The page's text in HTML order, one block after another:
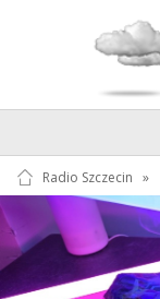
Radio Szczecin »